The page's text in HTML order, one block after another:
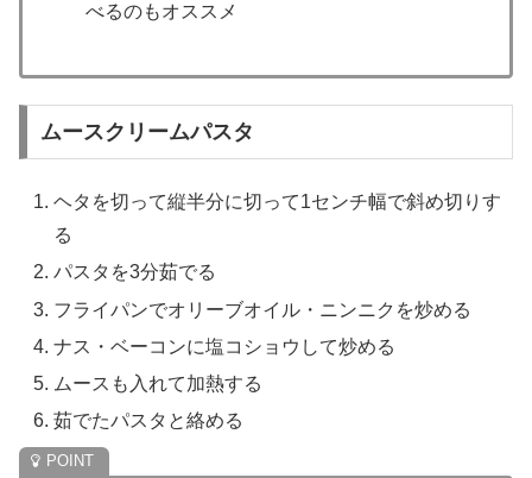
べるのもオススメ
ムースクリームパスタ
ヘタを切って縦半分に切って1センチ幅で斜め切りす
る
パスタを3分茹でる
フライパンでオリーブオイル・ニンニクを炒める
ナス・ベーコンに塩コショウして炒める
ムースも入れて加熱する
茹でたパスタと絡める